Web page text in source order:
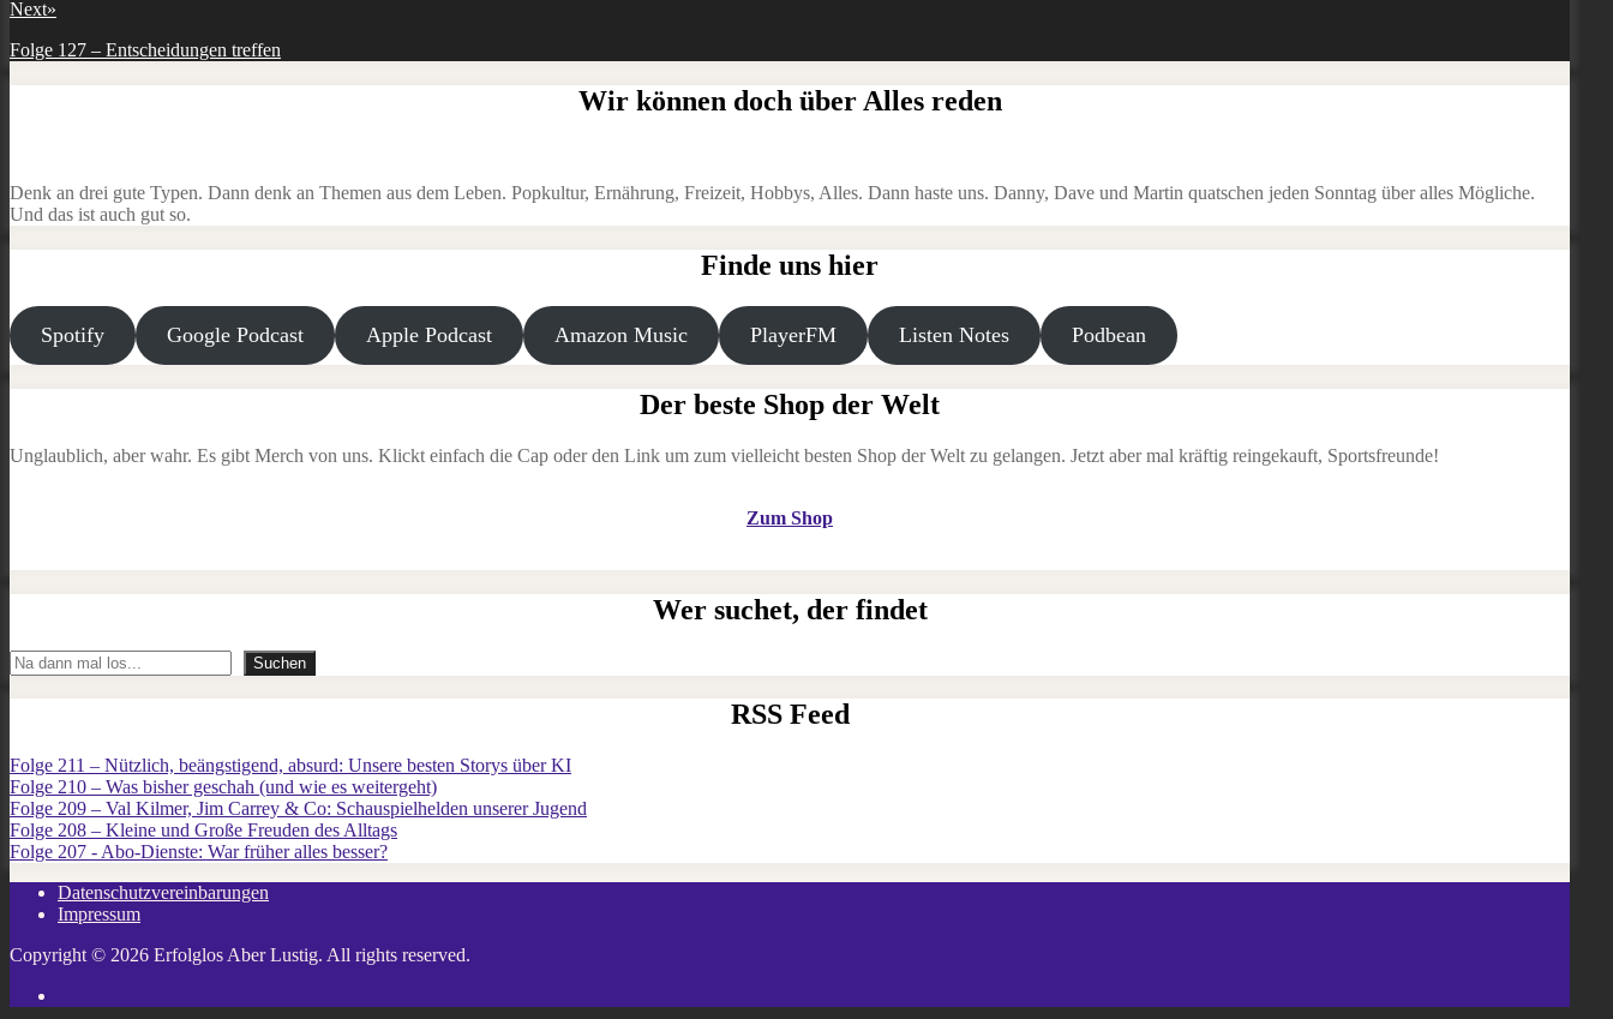
Next»
Next
Folge 127 – Entscheidungen treffen
Wir können doch über Alles reden
Denk an drei gute Typen. Dann denk an Themen aus dem Leben. Popkultur, Ernährung, Freizeit, Hobbys, Alles. Dann haste uns. Danny, Dave und Martin quatschen jeden Sonntag über alles Mögliche.
Und das ist auch gut so.
Finde uns hier
Spotify Google Podcast Apple Podcast Amazon Music PlayerFM Listen Notes Podbean
Der beste Shop der Welt
Unglaublich, aber wahr. Es gibt Merch von uns. Klickt einfach die Cap oder den Link um zum vielleicht besten Shop der Welt zu gelangen. Jetzt aber mal kräftig reingekauft, Sportsfreunde!
Zum Shop
Wer suchet, der findet
Suchen Suchen
RSS Feed
Folge 211 – Nützlich, beängstigend, absurd: Unsere besten Storys über KI
Folge 210 – Was bisher geschah (und wie es weitergeht)
Folge 209 – Val Kilmer, Jim Carrey & Co: Schauspielhelden unserer Jugend
Folge 208 – Kleine und Große Freuden des Alltags
Folge 207 - Abo-Dienste: War früher alles besser?
Datenschutzvereinbarungen
Impressum
Copyright © 2026 Erfolglos Aber Lustig. All rights reserved.